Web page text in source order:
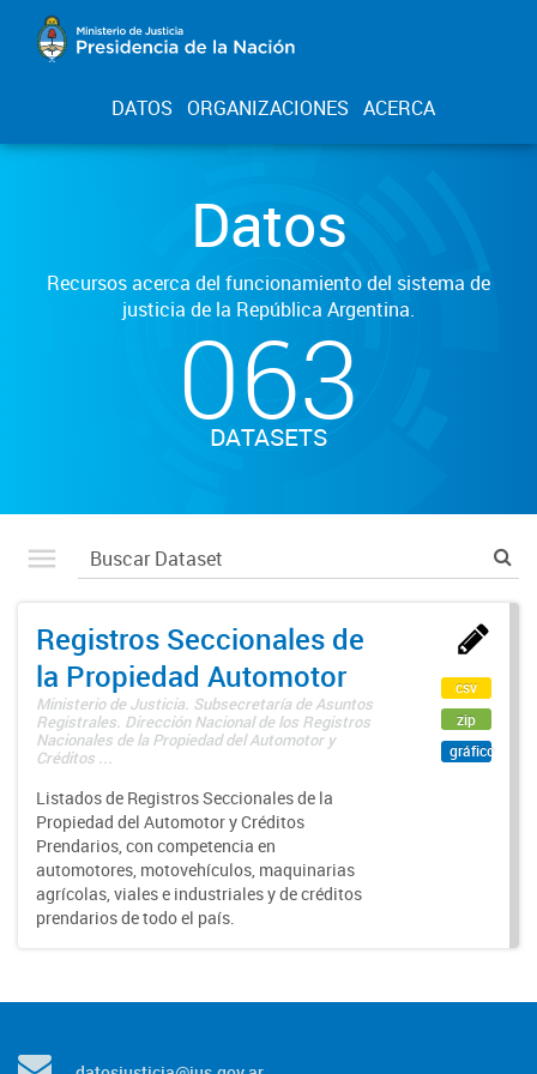
DATOS ORGANIZACIONES ACERCA
Datos
Recursos acerca del funcionamiento del sistema de
justicia de la República Argentina.
063
DATASETS
Registros Seccionales de
la Propiedad Automotor
Ministerio de Justicia. Subsecretaría de Asuntos
Registrales. Dirección Nacional de los Registros
Nacionales de la Propiedad del Automotor y
Créditos ...
Listados de Registros Seccionales de la
Propiedad del Automotor y Créditos
Prendarios, con competencia en
automotores, motovehículos, maquinarias
agrícolas, viales e industriales y de créditos
prendarios de todo el país.
csv
zip
gráfico